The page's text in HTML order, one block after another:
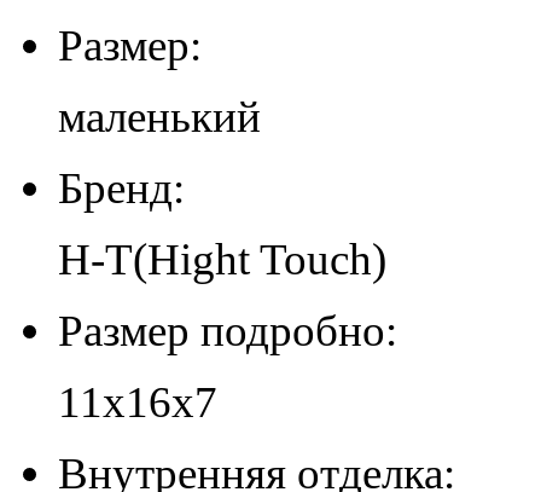
Размер:
маленький
Бренд:
H-T(Hight Touch)
Размер подробно:
11х16х7
Внутренняя отделка: